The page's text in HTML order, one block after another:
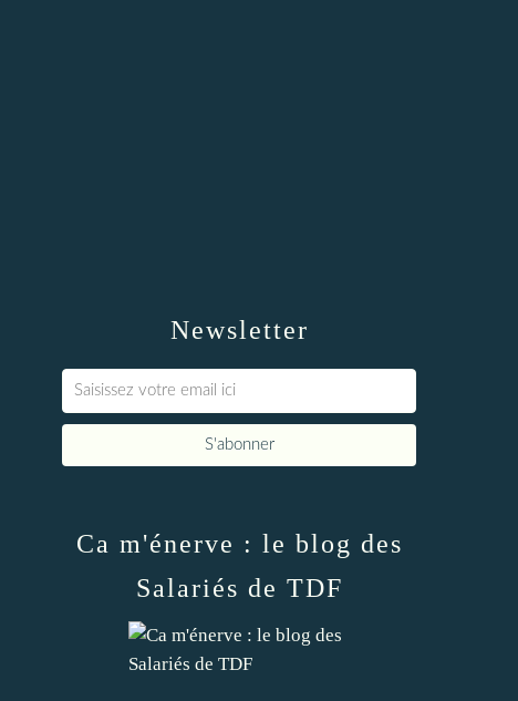
Newsletter
Ca m'énerve : le blog des
Salariés de TDF